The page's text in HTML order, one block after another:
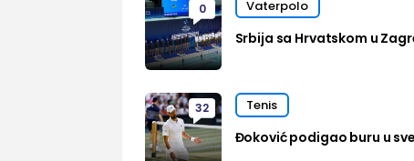
0 Vaterpolo
Srbija sa Hrvatskom u
32 Tenis
Đoković podigao buru u